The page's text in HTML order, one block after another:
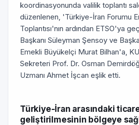
koordinasyonunda valilik toplantı
düzenlenen, 'Türkiye-İran Forumu
Toplantısı'nın ardından ETSO'ya
Başkanı Süleyman Şensoy ve
Emekli Büyükelçi Murat Bilhan'a,
Sekreteri Prof. Dr. Osman
Uzmanı Ahmet İşcan eşlik etti.
Türkiye-İran arasındaki
geliştirilmesinin bölgeye